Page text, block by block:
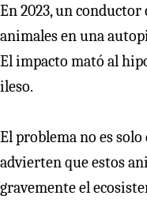
En 2023, un
animales en una
El impacto mató al
ileso.
El problema no es
advierten que estos
gravemente el